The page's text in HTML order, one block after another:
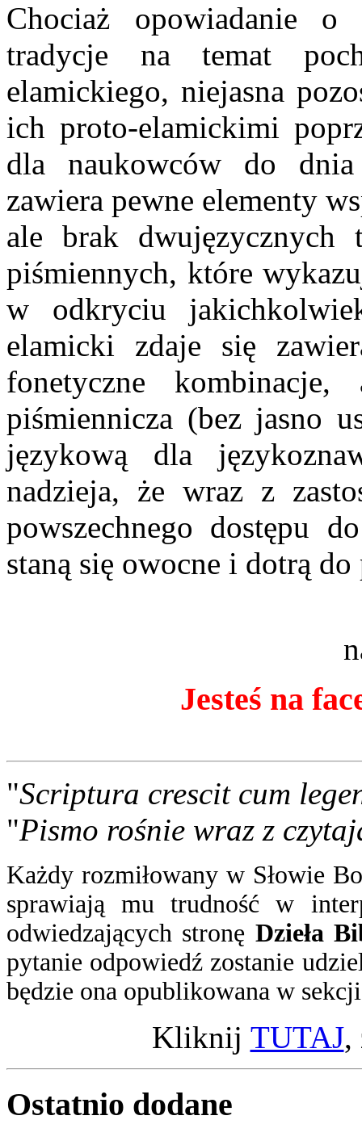
Chociaż opowiadanie
tradycje na temat
elamickiego, niejasna
ich proto-elamickimi
dla naukowców do dnia
zawiera pewne elementy
ale brak dwujęzycznych
piśmiennych, które
w odkryciu
elamicki zdaje się
fonetyczne
piśmiennicza (bez jasno
językową dla
nadzieja, że wraz z
powszechnego dostępu
staną się owocne i dotrą do
Jesteś na
"Scriptura crescit cum
"Pismo rośnie wraz z
Każdy rozmiłowany w Słowie
sprawiają mu trudność w
odwiedzających stronę Dzieła
pytanie odpowiedźzostanie
będzie ona opublikowana w
Kliknij TUTAJ,
Ostatnio dodane